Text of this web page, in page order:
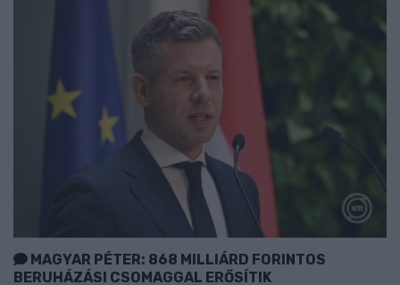
MAGYAR PÉTER: 868 MILLIÁRD FORINTOS
BERUHÁZÁSI CSOMAGGAL ERŐSÍTIK